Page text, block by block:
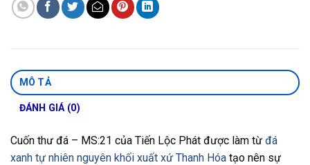
MÔ TẢ
ĐÁNH GIÁ (0)
Cuốn thư đá – MS:21 của Tiến Lộc Phát được làm từ đá
xanh tự nhiên nguyên khối xuất xứ Thanh Hóa tạo nên sự